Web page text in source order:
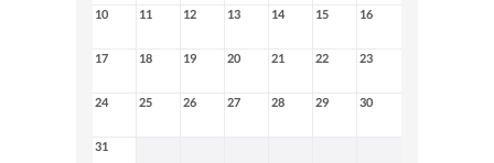
10 11 12 13 14 15 16
17 18 19 20 21 22 23
24 25 26 27 28 29 30
31